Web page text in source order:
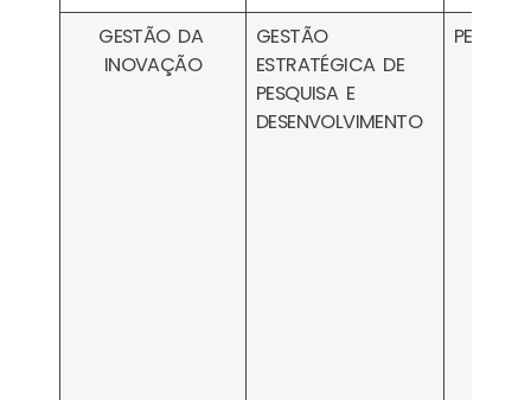
GESTÃO DA
INOVAÇÃO
GESTÃO
ESTRATÉGICA DE
PESQUISA E
DESENVOLVIMENTO